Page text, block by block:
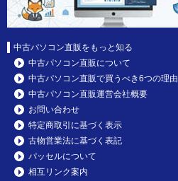
中古パソコン直販をもっと知る
中古パソコン直販について
中古パソコン直販で買うべき6つの理由
中古パソコン直販運営会社概要
お問い合わせ
特定商取引に基づく表示
古物営業法に基づく表記
パッセルについて
相互リンク案内